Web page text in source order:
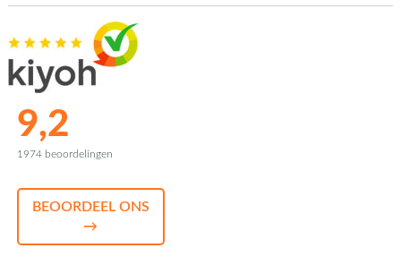
9,2
1974 beoordelingen
BEOORDEEL ONS
→